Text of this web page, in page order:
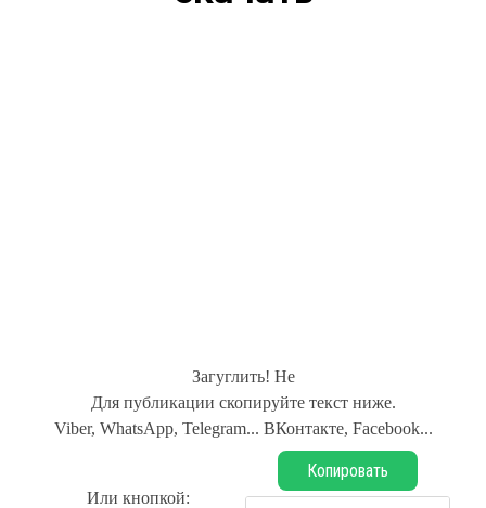
Загуглить! Не
Для публикации скопируйте текст ниже.
Viber, WhatsApp, Telegram... ВКонтакте, Facebook...
Или кнопкой:
Копировать